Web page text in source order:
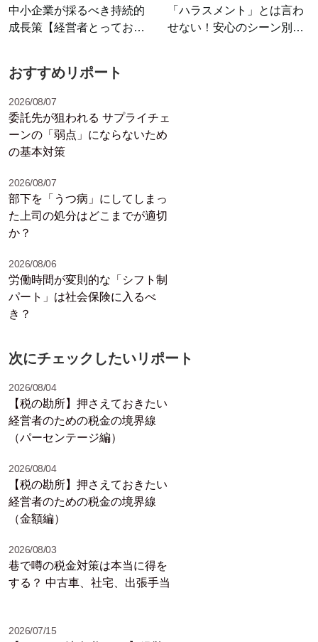
中小企業が採るべき持続的
成長策【経営者とっておき
「ハラスメント」とは言わ
せない！安心のシーン別セ
おすすめリポート
2026/08/07
委託先が狙われる サプライチェ
ーンの「弱点」にならないため
の基本対策
2026/08/07
部下を「うつ病」にしてしまっ
た上司の処分はどこまでが適切
か？
2026/08/06
労働時間が変則的な「シフト制
パート」は社会保険に入るべ
き？
次にチェックしたいリポート
2026/08/04
【税の勘所】押さえておきたい
経営者のための税金の境界線
（パーセンテージ編）
2026/08/04
【税の勘所】押さえておきたい
経営者のための税金の境界線
（金額編）
2026/08/03
巷で噂の税金対策は本当に得を
する？ 中古車、社宅、出張手当
2026/07/15